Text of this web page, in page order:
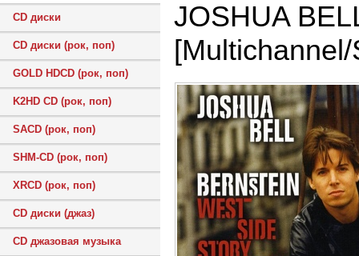
CD диски
CD диски (рок, поп)
GOLD HDCD (рок, поп)
K2HD CD (рок, поп)
SACD (рок, поп)
SHM-CD (рок, поп)
XRCD (рок, поп)
CD диски (джаз)
CD джазовая музыка
JOSHUA